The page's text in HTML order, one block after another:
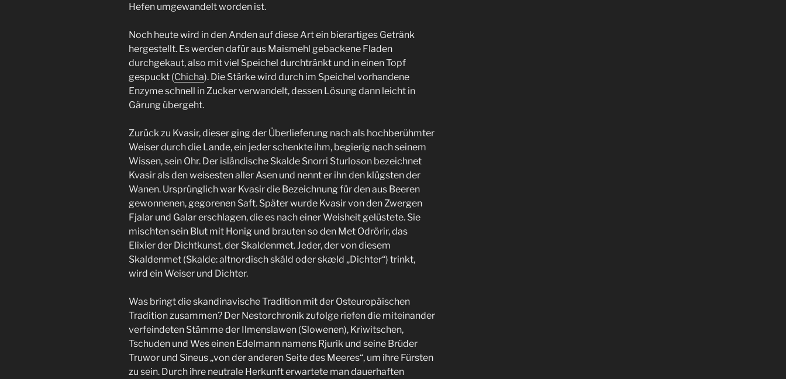
Hefen umgewandelt worden ist.
Noch heute wird in den Anden auf diese Art ein bierartiges Getränk
hergestellt. Es werden dafür aus Maismehl gebackene Fladen
durchgekaut, also mit viel Speichel durchtränkt und in einen Topf
gespuckt (Chicha). Die Stärke wird durch im Speichel vorhandene
Enzyme schnell in Zucker verwandelt, dessen Lösung dann leicht in
Gärung übergeht.
Zurück zu Kvasir, dieser ging der Überlieferung nach als hochberühmter
Weiser durch die Lande, ein jeder schenkte ihm, begierig nach seinem
Wissen, sein Ohr. Der isländische Skalde Snorri Sturloson bezeichnet
Kvasir als den weisesten aller Asen und nennt er ihn den klügsten der
Wanen. Ursprünglich war Kvasir die Bezeichnung für den aus Beeren
gewonnenen, gegorenen Saft. Später wurde Kvasir von den Zwergen
Fjalar und Galar erschlagen, die es nach einer Weisheit gelüstete. Sie
mischten sein Blut mit Honig und brauten so den Met Odrörir, das
Elixier der Dichtkunst, der Skaldenmet. Jeder, der von diesem
Skaldenmet (Skalde: altnordisch skáld oder skæld „Dichter“) trinkt,
wird ein Weiser und Dichter.
Was bringt die skandinavische Tradition mit der Osteuropäischen
Tradition zusammen? Der Nestorchronik zufolge riefen die miteinander
verfeindeten Stämme der Ilmenslawen (Slowenen), Kriwitschen,
Tschuden und Wes einen Edelmann namens Rjurik und seine Brüder
Truwor und Sineus „von der anderen Seite des Meeres“, um ihre Fürsten
zu sein. Durch ihre neutrale Herkunft erwartete man dauerhaften